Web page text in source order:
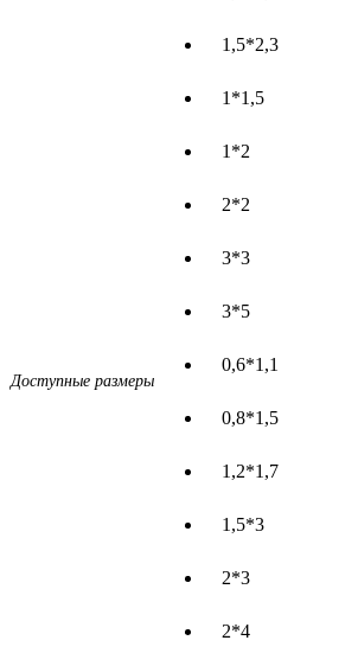
Доступные размеры
1,5*2,3
1*1,5
1*2
2*2
3*3
3*5
0,6*1,1
0,8*1,5
1,2*1,7
1,5*3
2*3
2*4